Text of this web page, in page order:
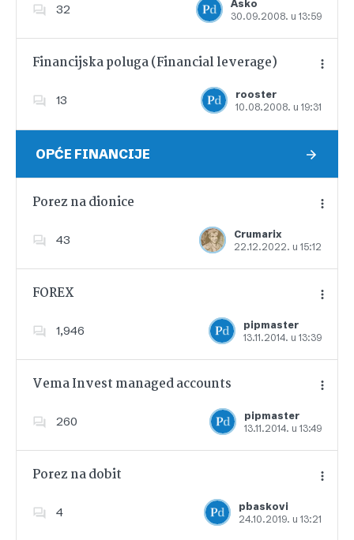
32
Asko
30.09.2008. u 13:59
Dodajte u favorite
Financijska poluga (Financial leverage)
13
rooster
10.08.2008. u 19:31
Dodajte u favorite
OPĆE FINANCIJE
Porez na dionice
43
Crumarix
22.12.2022. u 15:12
Dodajte u favorite
FOREX
1,946
pipmaster
13.11.2014. u 13:39
Dodajte u favorite
Vema Invest managed accounts
260
pipmaster
13.11.2014. u 13:49
Dodajte u favorite
Porez na dobit
4
pbaskovi
24.10.2019. u 13:21
Dodajte u favorite